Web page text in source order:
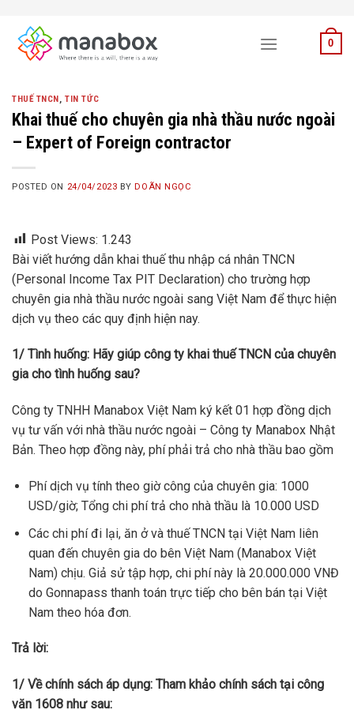
content
0
THUẾ TNCN,TIN TỨC
Khai thuế cho chuyên gia nhà thầu nước ngoài
– Expert of Foreign contractor
POSTED ON 24/04/2023 BYDOÃN NGỌC
Post Views: 1.243
Bài viết hướng dẫn khai thuế thu nhập cá nhân TNCN
(Personal Income Tax PIT Declaration) cho trường hợp
chuyên gia nhà thầu nước ngoài sang Việt Nam để thực hiện
dịch vụ theo các quy định hiện nay.
1/ Tình huống: Hãy giúp công ty khai thuế TNCN của chuyên
gia cho tình huống sau?
Công ty TNHH Manabox Việt Nam ký kết 01 hợp đồng dịch
vụ tư vấn với nhà thầu nước ngoài – Công ty Manabox Nhật
Bản. Theo hợp đồng này, phí phải trả cho nhà thầu bao gồm
Phí dịch vụ tính theo giờ công của chuyên gia: 1000
USD/giờ; Tổng chi phí trả cho nhà thầu là 10.000 USD
Các chi phí đi lại, ăn ở và thuế TNCN tại Việt Nam liên
quan đến chuyên gia do bên Việt Nam (Manabox Việt
Nam) chịu. Giả sử tập hợp, chi phí này là 20.000.000 VNĐ
do Gonnapass thanh toán trực tiếp cho bên bán tại Việt
Nam theo hóa đơn.
Trả lời:
1/ Về chính sách áp dụng: Tham khảo chính sách tại công
văn 1608 như sau: